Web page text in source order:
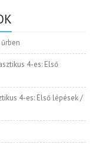
4-es: Első
4-es: Első lépések /